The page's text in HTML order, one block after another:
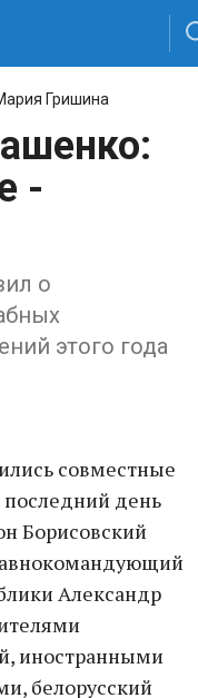
Гришина
-
о
этого года
совместные
последний день
Борисовский
Александр
иностранными
белорусский